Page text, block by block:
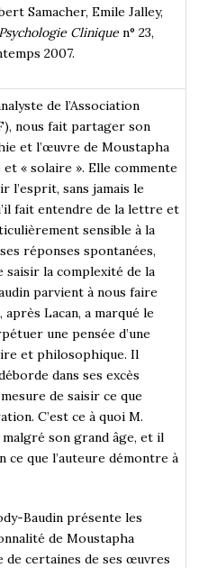
Samacher, Emile Jalley,
Psychologie Clinique n° 23,
2007.
de l’Association
nous fait partager son
et l’œuvre de Moustapha
« solaire ». Elle commente
l’esprit, sans jamais le
fait entendre de la lettre et
sensible à la
réponses spontanées,
la complexité de la
parvient à nous faire
Lacan, a marqué le
une pensée d’une
et philosophique. Il
dans ses excès
de saisir ce que
C’est ce à quoi M.
malgré son grand âge, et il
ce que l’auteure démontre à
Baudin présente les
de Moustapha
de certaines de ses œuvres